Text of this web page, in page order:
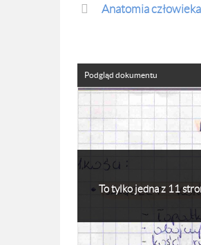
Anatomia człowieka
To tylko jedna z 11
Podgląd dokumentu